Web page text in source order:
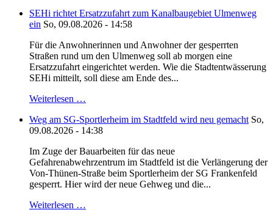
SEHi richtet Ersatzzufahrt zum Kanalbaugebiet Ulmenweg
ein So, 09.08.2026 - 14:58
Für die Anwohnerinnen und Anwohner der gesperrten
Straßen rund um den Ulmenweg soll ab morgen eine
Ersatzzufahrt eingerichtet werden. Wie die Stadtentwässerung
SEHi mitteilt, soll diese am Ende des...
Weiterlesen …
Weg am SG-Sportlerheim im Stadtfeld wird neu gemacht So,
09.08.2026 - 14:38
Im Zuge der Bauarbeiten für das neue
Gefahrenabwehrzentrum im Stadtfeld ist die Verlängerung der
Von-Thünen-Straße beim Sportlerheim der SG Frankenfeld
gesperrt. Hier wird der neue Gehweg und die...
Weiterlesen …